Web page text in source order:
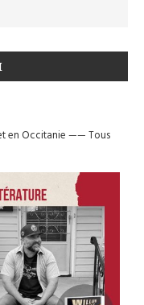
en Occitanie——Tous